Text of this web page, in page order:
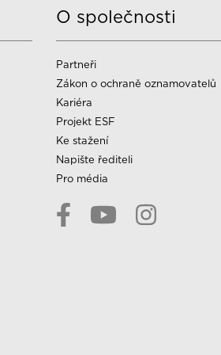
O společnosti
Partneři
Zákon o ochraně oznamovatelů
Kariéra
Projekt ESF
Ke stažení
Napište řediteli
Pro média